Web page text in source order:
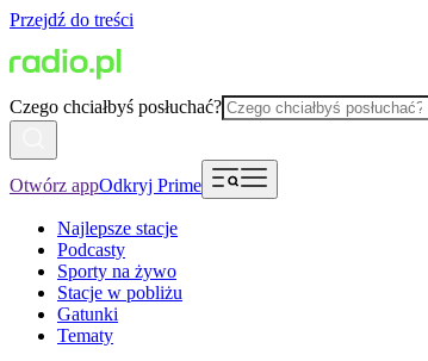
Przejdź do treści
Czego chciałbyś posłuchać?
Otwórz appOdkryj Prime
Najlepsze stacje
Podcasty
Sporty na żywo
Stacje w pobliżu
Gatunki
Tematy